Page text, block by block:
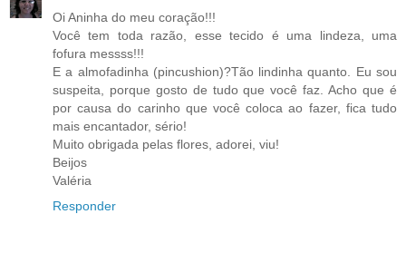
Oi Aninha do meu coração!!!
Você tem toda razão, esse tecido é uma lindeza, uma
fofura messss!!!
E a almofadinha (pincushion)?Tão lindinha quanto. Eu sou
suspeita, porque gosto de tudo que você faz. Acho que é
por causa do carinho que você coloca ao fazer, fica tudo
mais encantador, sério!
Muito obrigada pelas flores, adorei, viu!
Beijos
Valéria
Responder